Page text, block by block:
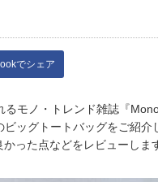
でシェア
モノ・トレンド雑誌『
ッグトートバッグをご紹
った点などをレビューしま